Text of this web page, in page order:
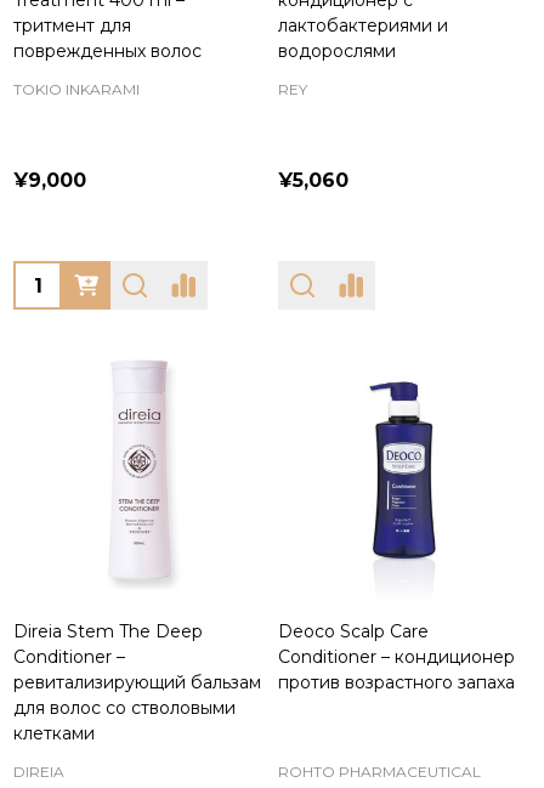
тритмент для
поврежденных волос
TOKIO INKARAMI
¥9,000
Quantity:
лактобактериями и
водорослями
REY
¥5,060
Direia Stem The Deep
Conditioner –
ревитализирующий бальзам
для волос со стволовыми
клетками
DIREIA
Deoco Scalp Care
Conditioner – кондиционер
против возрастного запаха
ROHTO PHARMACEUTICAL